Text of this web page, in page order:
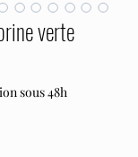
verte
sous 48h